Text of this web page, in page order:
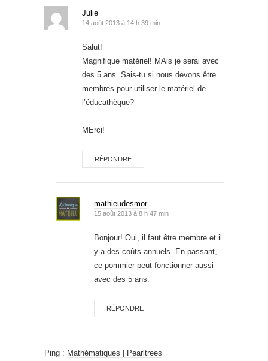
Julie
14 août 2013 à 14 h 39 min
Salut!
Magnifique matériel! MAis je serai avec
des 5 ans. Sais-tu si nous devons être
membres pour utiliser le matériel de
l’éducathèque?
MErci!
RÉPONDRE
mathieudesmor
15 août 2013 à 8 h 47 min
Bonjour! Oui, il faut être membre et il
y a des coûts annuels. En passant,
ce pommier peut fonctionner aussi
avec des 5 ans.
RÉPONDRE
Ping : Mathématiques | Pearltrees